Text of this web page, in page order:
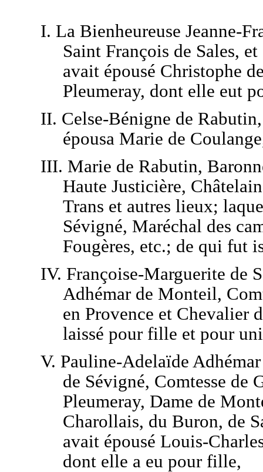
I. La Bienheureuse Jeanne-
Saint François de Sales,
avait épousé Christophe
Pleumeray, dont elle eut
II. Celse-Bénigne de
épousa Marie de
III. Marie de Rabutin,
Haute Justicière,
Trans et autres lieux;
Sévigné, Maréchal des
Fougères, etc.; de qui fut
IV. Françoise-Marguerite de
Adhémar de Monteil,
en Provence et Chevalier
laissé pour fille et pour
V. Pauline-Adelaïde
de Sévigné, Comtesse de
Pleumeray, Dame de
Charollais, du Buron, de
avait épousé Louis-
dont elle a eu pour fille,